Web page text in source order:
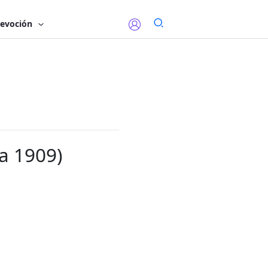
1909)